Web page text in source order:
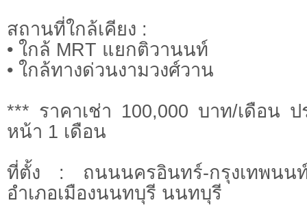
สถานที่ใกล้เคียง :
• ใกล้ MRT แยกติวานนท์
• ใกล้ทางด่วนงามวงศ์วาน
*** ราคาเช่า 100,000 บาท/เดือน
หน้า 1 เดือน
ที่ตั้ง : ถนนนครอินทร์-กรุงเทพน
อําเภอเมืองนนทบุรี นนทบุรี